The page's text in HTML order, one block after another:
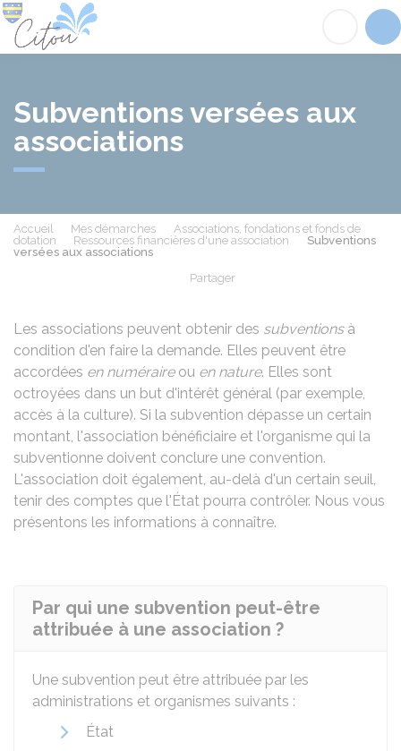
Subventions versées aux
associations
Accueil Mes démarches
Associations, fondations et fonds de
dotation
Ressources financières d'une association
Subventions
versées aux associations
Partager
Les associations peuvent obtenir des subventionsà
condition d'en faire la demande. Elles peuvent être
accordées en numéraireou en nature. Elles sont
octroyées dans un but d'intérêt général (par exemple,
accès à la culture). Si la subvention dépasse un certain
montant, l'association bénéficiaire et l'organisme qui la
subventionne doivent conclure une convention.
L'association doit également, au-delà d'un certain seuil,
tenir des comptes que l'État pourra contrôler. Nous vous
présentons les informations à connaître.
Par qui une subvention peut-être
attribuée à une association ?
Une subvention peut être attribuée par les
administrations et organismes suivants :
État